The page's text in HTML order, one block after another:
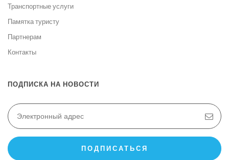
Транспортные услуги
Памятка туристу
Партнерам
Контакты
ПОДПИСКА НА НОВОСТИ